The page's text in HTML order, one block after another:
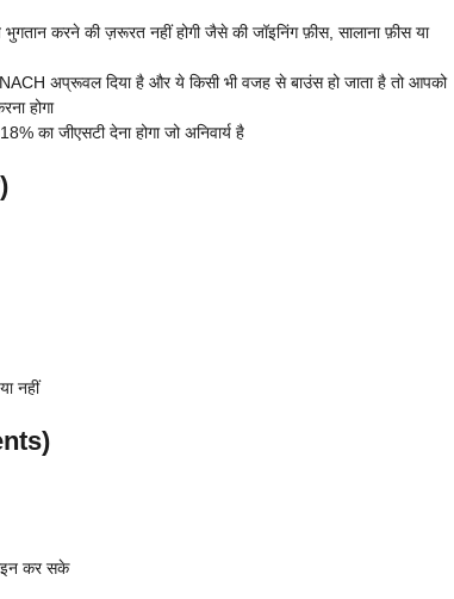
करने की ज़रूरत नहीं होगी जैसे की जॉइनिंग फ़ीस, सालाना फ़ीस या
अप्रूवल दिया है और ये किसी भी वजह से बाउंस हो जाता है तो आपको
होगा
का जीएसटी देना होगा जो अनिवार्य है
नहीं
कर सके